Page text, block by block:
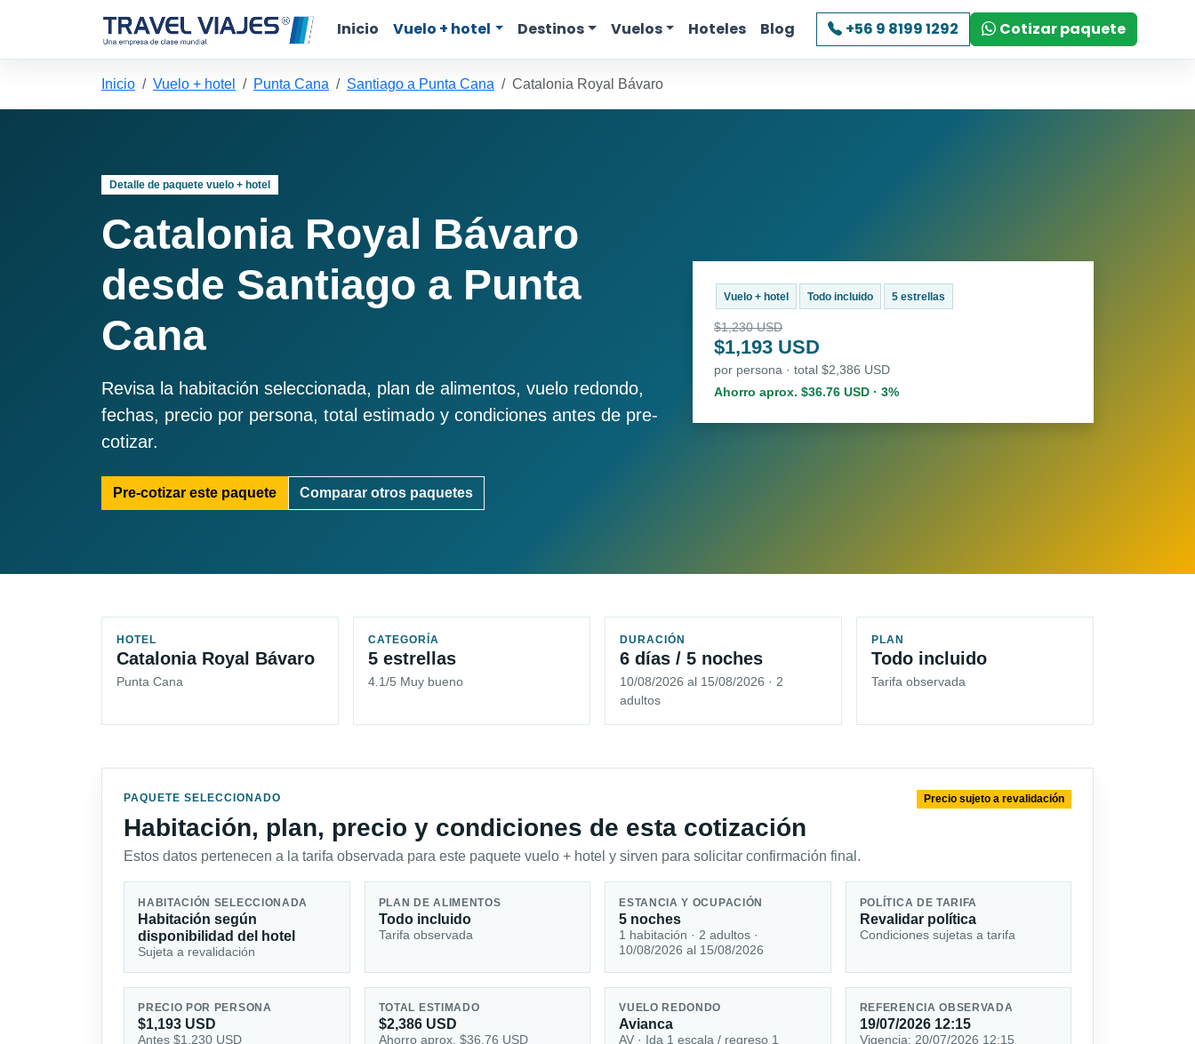
Inicio Vuelo + hotel Destinos Vuelos Hoteles Blog +56 9 8199 1292 Cotizar paquete
Inicio Vuelo + hotel Punta Cana Santiago a Punta Cana Catalonia Royal Bávaro
Detalle de paquete vuelo + hotel
Catalonia Royal Bávaro
desde Santiago a Punta
Cana
Revisa la habitación seleccionada, plan de alimentos, vuelo redondo,
fechas, precio por persona, total estimado y condiciones antes de pre-
cotizar.
Pre-cotizar este paquete Comparar otros paquetes
Vuelo + hotel Todo incluido 5 estrellas
$1,230 USD
$1,193 USD
por persona · total $2,386 USD
Ahorro aprox. $36.76 USD · 3%
HOTEL
Catalonia Royal Bávaro
Punta Cana
CATEGORÍA
5 estrellas
4.1/5 Muy bueno
DURACIÓN
6 días / 5 noches
10/08/2026 al 15/08/2026 · 2
adultos
PLAN
Todo incluido
Tarifa observada
PAQUETE SELECCIONADO
Habitación, plan, precio y condiciones de esta cotización
Estos datos pertenecen a la tarifa observada para este paquete vuelo + hotel y sirven para solicitar confirmación final.
Precio sujeto a revalidación
HABITACIÓN SELECCIONADA
Habitación según
disponibilidad del hotel
Sujeta a revalidación
PLAN DE ALIMENTOS
Todo incluido
Tarifa observada
ESTANCIA Y OCUPACIÓN
5 noches
1 habitación · 2 adultos ·
10/08/2026 al 15/08/2026
POLÍTICA DE TARIFA
Revalidar política
Condiciones sujetas a tarifa
PRECIO POR PERSONA
$1,193 USD
Antes $1,230 USD
TOTAL ESTIMADO
$2,386 USD
Ahorro aprox. $36.76 USD
VUELO REDONDO
Avianca
AV · Ida 1 escala / regreso 1
REFERENCIA OBSERVADA
19/07/2026 12:15
Vigencia: 20/07/2026 12:15